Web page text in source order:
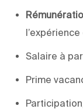
Salaire à
Prime